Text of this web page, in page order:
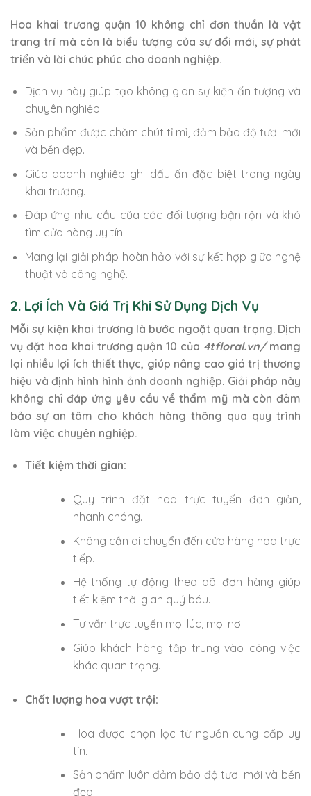
Hoa khai trương quận 10 không chỉ đơn thuần là vật
trang trí mà còn là biểu tượng của sự đổi mới, sự phát
triển và lời chúc phúc cho doanh nghiệp.
Dịch vụ này giúp tạo không gian sự kiện ấn tượng và
chuyên nghiệp.
Sản phẩm được chăm chút tỉ mỉ, đảm bảo độ tươi mới
và bền đẹp.
Giúp doanh nghiệp ghi dấu ấn đặc biệt trong ngày
khai trương.
Đáp ứng nhu cầu của các đối tượng bận rộn và khó
tìm cửa hàng uy tín.
Mang lại giải pháp hoàn hảo với sự kết hợp giữa nghệ
thuật và công nghệ.
2. Lợi Ích Và Giá Trị Khi Sử Dụng Dịch Vụ
Mỗi sự kiện khai trương là bước ngoặt quan trọng. Dịch
vụ đặt hoa khai trương quận 10 của 4tfloral.vn/mang
lại nhiều lợi ích thiết thực, giúp nâng cao giá trị thương
hiệu và định hình hình ảnh doanh nghiệp. Giải pháp này
không chỉ đáp ứng yêu cầu về thẩm mỹ mà còn đảm
bảo sự an tâm cho khách hàng thông qua quy trình
làm việc chuyên nghiệp.
Tiết kiệm thời gian:
Quy trình đặt hoa trực tuyến đơn giản,
nhanh chóng.
Không cần di chuyển đến cửa hàng hoa trực
tiếp.
Hệ thống tự động theo dõi đơn hàng giúp
tiết kiệm thời gian quý báu.
Tư vấn trực tuyến mọi lúc, mọi nơi.
Giúp khách hàng tập trung vào công việc
khác quan trọng.
Chất lượng hoa vượt trội:
Hoa được chọn lọc từ nguồn cung cấp uy
tín.
Sản phẩm luôn đảm bảo độ tươi mới và bền
đẹp.